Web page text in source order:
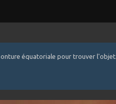
équatoriale pour trouver l'objet.